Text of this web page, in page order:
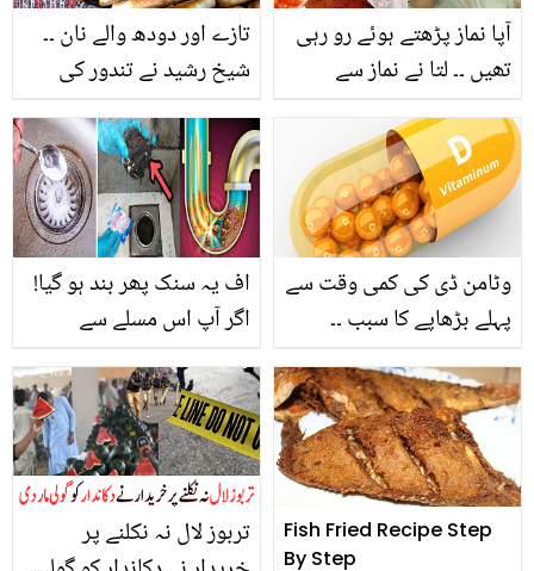
تازے اور دودھ والے نان ۔۔
شیخ رشید نے تندور کی
آپا نماز پڑھتے ہوئے رو رہی
تھیں ۔۔ لتا نے نماز سے
سوال کی؟ وہ خواہش جو
کبھی پوری نہ ہوئی،
دیکھیے
اف یہ سنک پھر بند ہو گیا!
اگر آپ اس مسلے سے
طریقوں کا استعمال کر کے
دیکھیں
وٹامن ڈی کی کمی وقت سے
پہلے بڑھاپے کا سبب ۔۔
خطرات اور وہ غذائیں، جو
اس کمی کو پورا کرنے میں
مدد کریں
تربوز لال نہ نکلنے پر
Fish Fried Recipe Step
By Step